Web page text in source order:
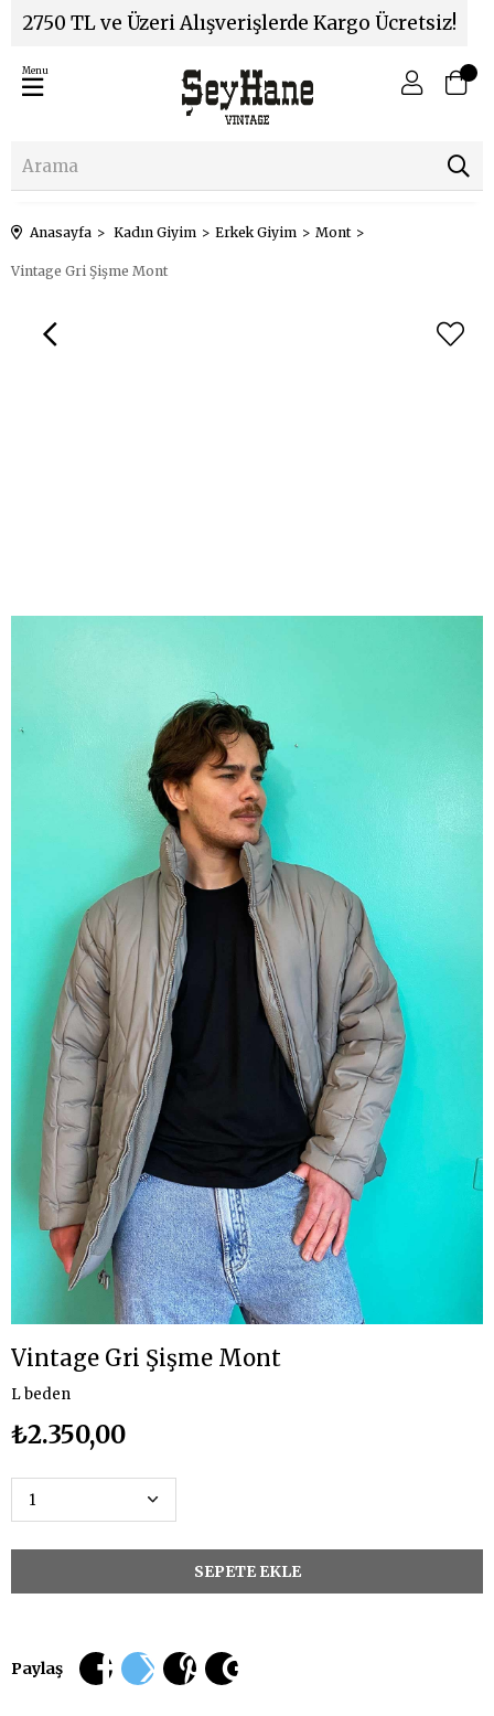
2750 TL ve Üzeri Alışverişlerde Kargo Ücretsiz!
Menu
Anasayfa Kadın Giyim Erkek Giyim Mont
Vintage Gri Şişme Mont
Vintage Gri Şişme Mont
L beden
₺2.350,00
Paylaş